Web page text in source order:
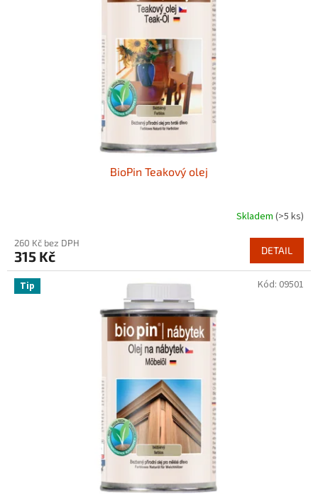
BioPin Teakový olej
Skladem (>5 ks)
260 Kč bez DPH
315 Kč DETAIL
Tip Kód: 09501